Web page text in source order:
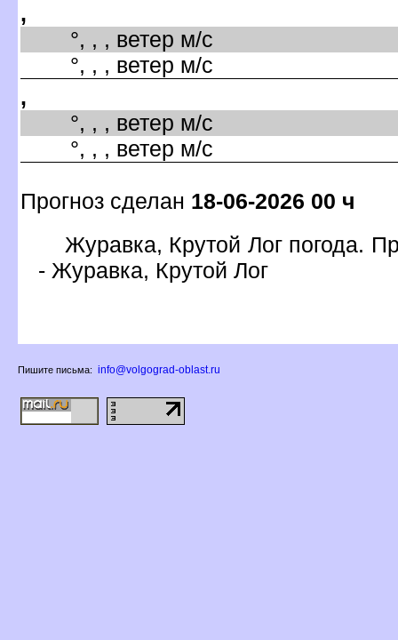
,
°, , , ветер м/с
°, , , ветер м/с
,
°, , , ветер м/с
°, , , ветер м/с
Прогноз сделан 18-06-2026 00 ч
Журавка, Крутой Лог погода.
- Журавка, Крутой Ло
Пишите письма: info@volgograd-oblast.ru